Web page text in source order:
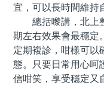
宜，可以長時間維持
總括嚟講，北上整
期左右效果會最穩定
定期複診，咁樣可以
態。只要日常用心呵
信咁笑，享受穩定又